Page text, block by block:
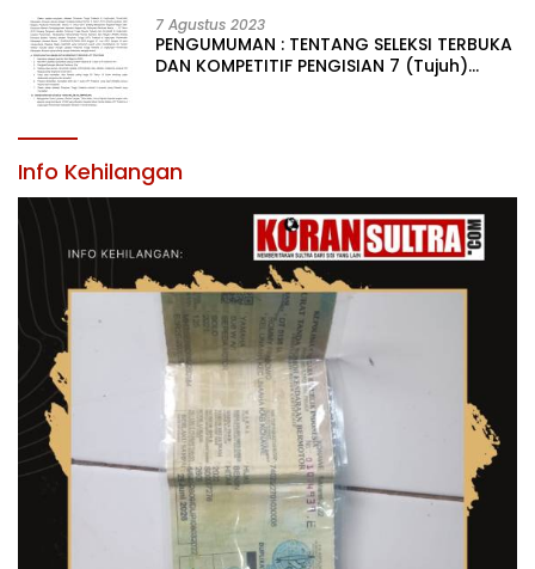
KABUPATEN KONAWE
7 Agustus 2023
PENGUMUMAN : TENTANG SELEKSI TERBUKA
DAN KOMPETITIF PENGISIAN 7 (Tujuh)
Info Kehilangan